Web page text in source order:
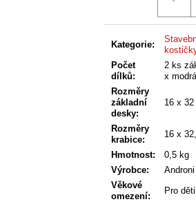
Kategorie:
Počet
dílků:
2 ks
x
Rozměry
základní
desky:
16 x
Rozměry
krabice:
16 x
Hmotnost:
0,5 kg
Výrobce:
Věkové
omezení:
Pro